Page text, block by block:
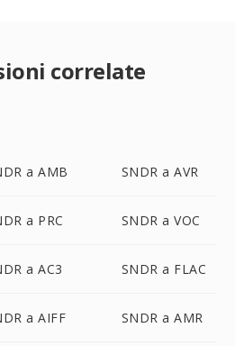
correlate
a AMB SNDR a AVR
a PRC SNDR a VOC
a AC3 SNDR a FLAC
a AIFF SNDR a AMR